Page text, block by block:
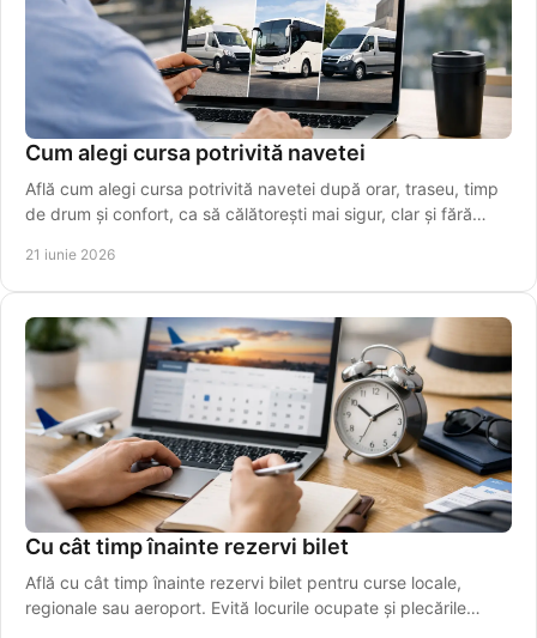
Cum alegi cursa potrivită navetei
Află cum alegi cursa potrivită navetei după orar, traseu, timp
de drum și confort, ca să călătorești mai sigur, clar și fără
21 iunie 2026
Cu cât timp înainte rezervi bilet
Află cu cât timp înainte rezervi bilet pentru curse locale,
regionale sau aeroport. Evită locurile ocupate și plecările